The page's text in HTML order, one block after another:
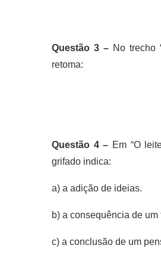
Questão 3 – No trecho
retoma:
Questão 4 – Em “O
grifado indica:
a) a adição de ideias.
b) a consequência de um
c) a conclusão de um